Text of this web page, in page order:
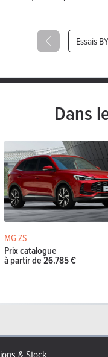
Essais
Dans
MG ZS
Prix catalogue
à partir de 26.785 €